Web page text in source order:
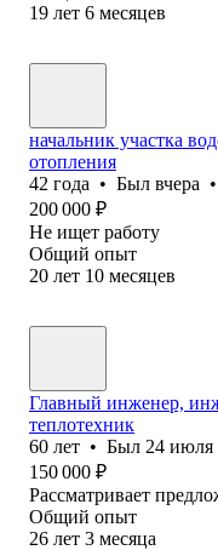
19 лет 6 месяцев
начальник участка
отопления
42 года • Был вчера •
200 000 ₽
Не ищет работу
Общий опыт
20 лет 10 месяцев
Главный инженер,
теплотехник
60 лет • Был 24 июля
150 000 ₽
Рассматривает
Общий опыт
26 лет 3 месяца